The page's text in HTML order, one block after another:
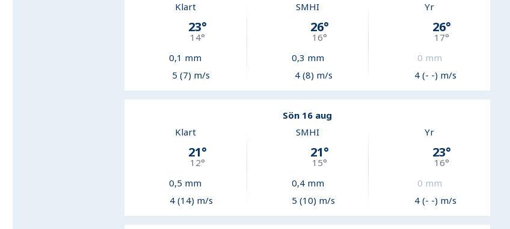
Klart
23°
14°
0,1 mm
5 (7) m/s
SMHI
26°
16°
0,3 mm
4 (8) m/s
Yr
26°
17°
0 mm
4 (- -) m/s
Sön 16 aug
Klart
21°
12°
0,5 mm
4 (14) m/s
SMHI
21°
15°
0,4mm
5 (10) m/s
Yr
23°
16°
0 mm
4 (- -) m/s